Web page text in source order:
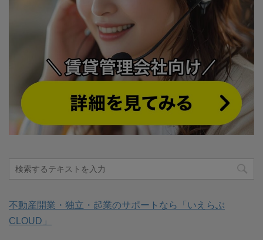
不動産開業・独立・起業のサポートなら「いえらぶ
CLOUD」